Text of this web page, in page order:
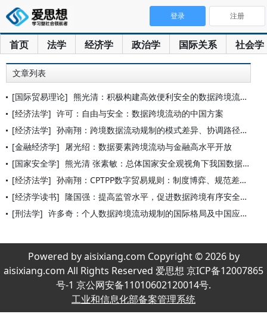
首页 法学 经济学 政治学 国际关系 社会学
登录 注册
文章列表
[国际贸易理论] 熊光清：积极构建高效便利安全的数据跨境流动机制
[经济法学] 许可：自由与安全：数据跨境流动的中国方案
[经济法学] 孙南翔：跨境数据流动规制的模式差异、协调路径与中国方案
[金融经济学] 屠光绍：数据要素跨境流动与金融高水平开放
[国家安全学] 熊光清 张素敏：总体国家安全观视角下我国数据出境安全管理制度
[经济法学] 孙南翔：CPTPP数字贸易规则：制度博弈、规范差异与中国因应
[经济学读书] 隆国强：提高监管水平，促进数据跨境有序安全流动
[刑法学] 许多奇：个人数据跨境流动规制的国际格局及中国应对
Powered by aisixiang.com Copyright © 2026 by
aisixiang.com All Rights Reserved 爱思想 京ICP备12007865
号-1 京公网安备11010602120014号.
工业和信息化部备案管理系统